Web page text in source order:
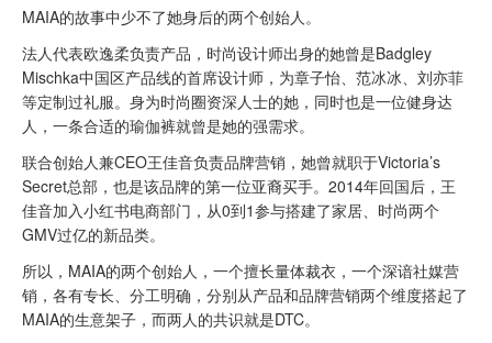
MAIA的故事中少不了她身后的两个创始人。
法人代表欧逸柔负责产品，时尚设计师出身的她曾是Badgley
Mischka中国区产品线的首席设计师，为章子怡、范冰冰、刘亦菲
等定制过礼服。身为时尚圈资深人士的她，同时也是一位健身达
人，一条合适的瑜伽裤就曾是她的强需求。
联合创始人兼CEO王佳音负责品牌营销，她曾就职于Victoria’s
Secret总部，也是该品牌的第一位亚裔买手。2014年回国后，王
佳音加入小红书电商部门，从0到1参与搭建了家居、时尚两个
GMV过亿的新品类。
所以，MAIA的两个创始人，一个擅长量体裁衣，一个深谙社媒营
销，各有专长、分工明确，分别从产品和品牌营销两个维度搭起了
MAIA的生意架子，而两人的共识就是DTC。